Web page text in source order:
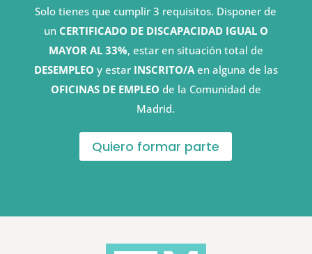
Solo tienes que cumplir 3 requisitos. Disponer de
un CERTIFICADO DE DISCAPACIDAD IGUAL O
MAYOR AL 33%, estar en situación total de
DESEMPLEO y estar INSCRITO/Aen alguna de las
OFICINAS DE EMPLEO de la Comunidad de
Madrid.
Quiero formar parte